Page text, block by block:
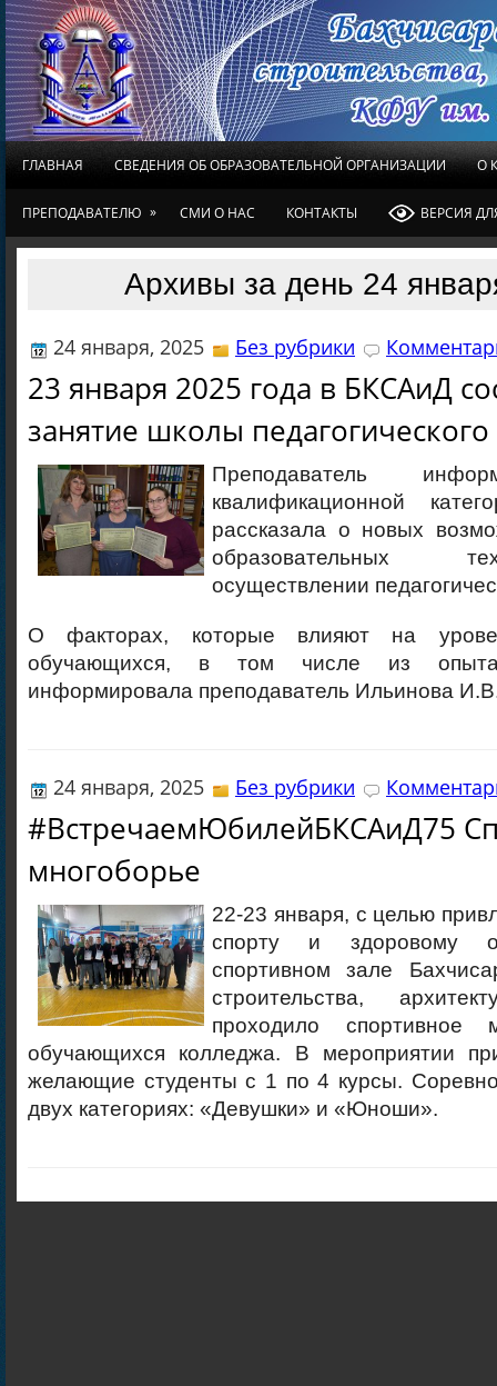
ГЛАВНАЯ СВЕДЕНИЯ ОБ ОБРАЗОВАТЕЛЬНОЙ ОРГАНИЗАЦИИ О
ПРЕПОДАВАТЕЛЮ » СМИ О НАС КОНТАКТЫ ВЕРСИЯ
Архивы за день 24
24 января, 2025 Без рубрики
23 января 2025 года в БКСАиД
занятие школы педагогического
Преподаватель
квалификационной
рассказала о новых
образовательных
осуществлении
О факторах, которые влияют на
обучающихся, в том числе из
информировала преподаватель Ильинова
24 января, 2025 Без рубрики
#ВстречаемЮбилейБКСАиД75
многоборье
22-23 января, с целью
спорту и здоровому
спортивном зале
строительства,
проходило спортивное
обучающихся колледжа. В мероприятии
желающие студенты с 1 по 4 курсы.
двух категориях: «Девушки» и «Юноши».